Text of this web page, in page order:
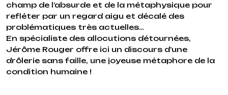
champ de l’absurde et de la métaphysique pour
refléter par un regard aigu et décalé des
problématiques très actuelles…
En spécialiste des allocutions détournées,
Jérôme Rouger offre ici un discours d’une
drôlerie sans faille, une joyeuse métaphore de la
condition humaine !